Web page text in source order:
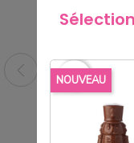
NOUVEAU
favorite_border